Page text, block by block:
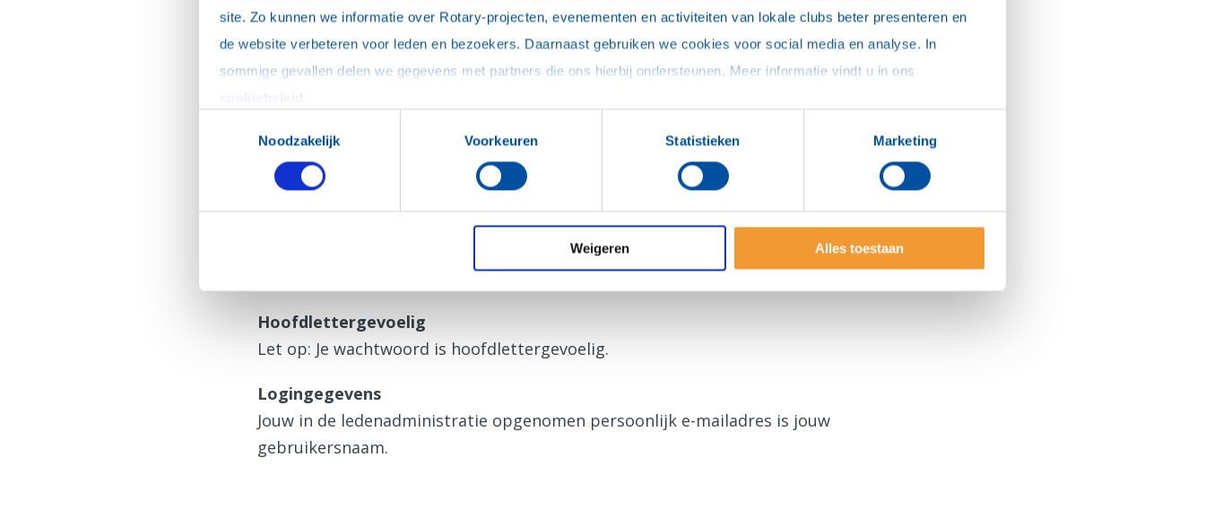
site. Zo kunnen we informatie over Rotary-projecten, evenementen en activiteiten van lokale clubs beter presenteren en
de website verbeteren voor leden en bezoekers. Daarnaast gebruiken we cookies voor social media en analyse. In
Noodzakelijk
Voorkeuren Statistieken Marketing
Weigeren Alles toestaan
N.B. De inloggegevens zijn ook geldig voor de Rotary App.
Hulp bij inloggen
een nieuw wachtwoordaan.
Hoofdlettergevoelig
Let op: Je wachtwoord is hoofdlettergevoelig.
Logingegevens
Jouw in de ledenadministratie opgenomen persoonlijk e-mailadres is jouw
gebruikersnaam.